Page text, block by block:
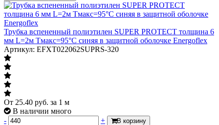
Трубка вспененный полиэтилен SUPER PROTECT толщина 6
мм L=2м Тмакс=95°C синяя в защитной оболочке Energoflex
Артикул: EFXT022062SUPRS-320
От 25.40 руб. за 1 м
В наличии много
-
+ В корзину